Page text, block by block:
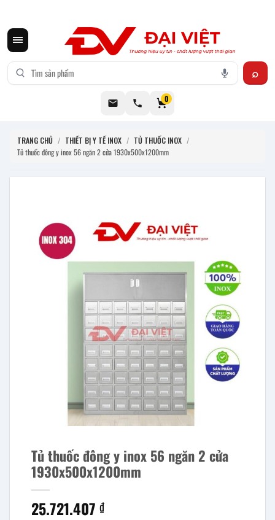
0
TRANG CHỦ / THIẾT BỊ Y TẾ INOX / TỦ THUỐC INOX /
Tủ thuốc đông y inox 56 ngăn 2 cửa 1930x500x1200mm
Tủ thuốc đông y inox 56 ngăn 2 cửa
1930x500x1200mm
25.721.407 ₫